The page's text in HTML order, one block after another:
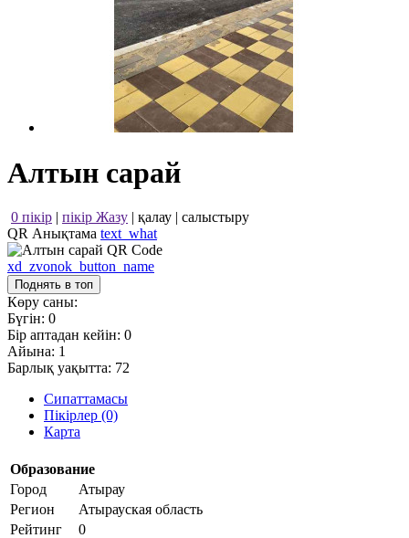
Алтын сарай
0 пікір | пікір Жазу | қалау | салыстыру
QR Анықтама text_what
xd_zvonok_button_name
Поднять в топ
Көру саны:
Бүгін: 0
Бір аптадан кейін: 0
Айына: 1
Барлық уақытта: 72
Сипаттамасы
Пікірлер (0)
Карта
Образование
Город
Атырау
Регион
Атырауская область
Рейтинг
0